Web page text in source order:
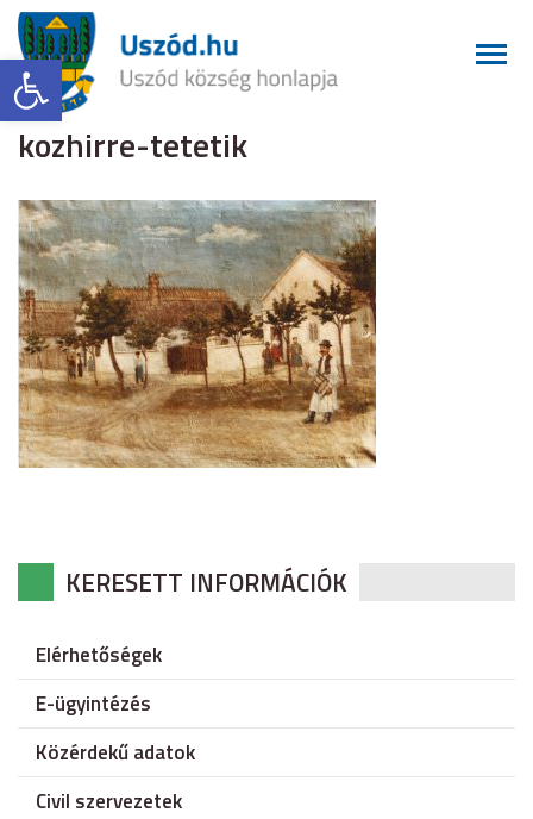
Eszköztár megnyitása
kozhirre-tetetik
KERESETT INFORMÁCIÓK
Elérhetőségek
E-ügyintézés
Közérdekű adatok
Civil szervezetek